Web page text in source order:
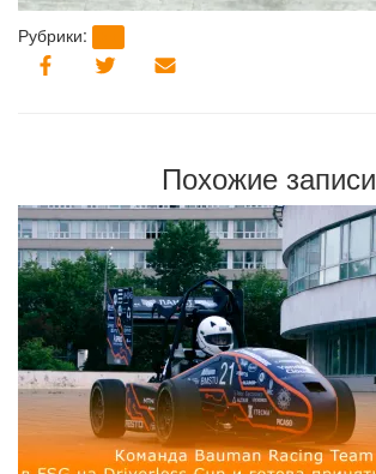
Рубрики:
Похожие записи